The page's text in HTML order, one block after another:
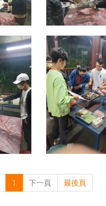
1 下一頁 最後頁